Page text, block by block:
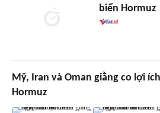
biển Hormuz
Mỹ, Iran và Oman giằng co lợi
Hormuz